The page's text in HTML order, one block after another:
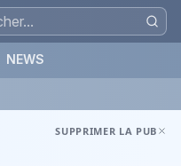
NEWS
SUPPRIMER LA PUB